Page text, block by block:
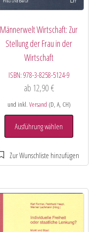
Männerwelt Wirtschaft: Zur
Stellung der Frau in der
Wirtschaft
ISBN: 978-3-8258-5124-9
ab 12,90 €
und inkl. Versand (D, A, CH)
Ausführung wählen